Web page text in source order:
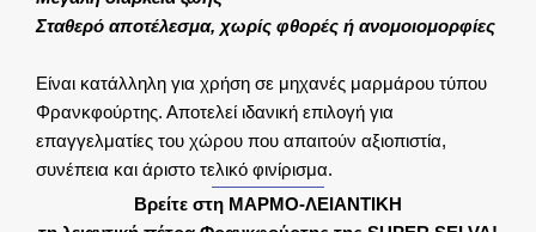
Σταθερό αποτέλεσμα, χωρίς φθορές ή ανομοιομορφίες
Είναι κατάλληλη για χρήση σε μηχανές μαρμάρου τύπου
Φρανκφούρτης. Αποτελεί ιδανική επιλογή για
επαγγελματίες του χώρου που απαιτούν αξιοπιστία,
συνέπεια και άριστο τελικό φινίρισμα.
Βρείτε στη ΜΑΡΜΟ-ΛΕΙΑΝΤΙΚΗ